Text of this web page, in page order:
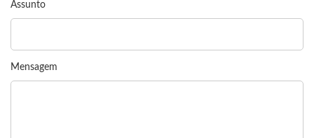
Assunto
Mensagem